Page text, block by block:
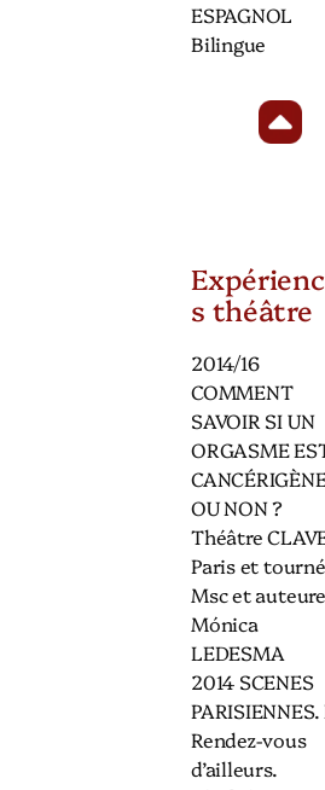
ESPAGNOL
Bilingue
s théâtre
2014/16
COMMENT
SAVOIR SI UN
ORGASME
OU NON ?
Théâtre
Paris et
Msc et
Mónica
LEDESMA
2014 SCENES
PARISIENNES.
Rendez-vous
d’ailleurs.